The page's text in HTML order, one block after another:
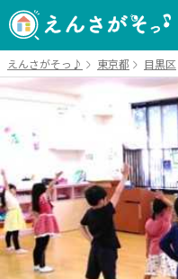
えんさがそっ♪ 東京都 目黒区